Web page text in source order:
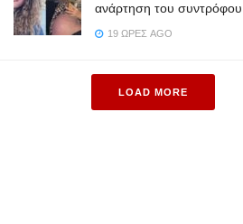
ανάρτηση του συντρόφου
19 ΏΡΕΣ AGO
LOAD MORE